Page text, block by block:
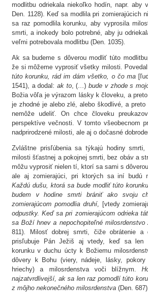
modlitbu odriekala niekoľko hodín, napr. aby
Den. 1128). Keď sa modlila pri zomierajúcich
sa raz pomodlila korunku, aby vyprosila
smrti, a inokedy bolo potrebné, aby ju
veľmi potrebovala modlitbu (Den. 1035).
Ak sa budeme s dôverou modliť túto
že si môžeme vyprosiť všetky milosti.
túto korunku, rád im dám všetko, o čo ma
1541), a dodal:ak to, (…)bude v zhode s
Božia vôľa je výrazom lásky k človeku, a
je zhodné je alebo zlé, alebo škodlivé, a
nemôže udeliť. On chce človeku
perspektíve večnosti. V tomto všeobecnom
nadprirodzené milosti, ale aj o dočasné
Zvláštne prisľúbenia sa týkajú hodiny smrti,
milosti šťastnej a pokojnej smrti, bez obáv a
môžu vyprosiť nielen tí, ktorí sa sami s
ale aj zomierajúci, pri ktorých sa iní budú
Každú dušu, ktorá sa bude modliť túto korunku,
budem v hodine smrti brániť ako svoju
zomierajúcom pomodlia druhí,
[vtedy
odpustky. Keď sa pri zomierajúcom odrieka
sa Boží hnev a nepochopiteľné milosrdenstvo
811). Milosť dobrej smrti, čiže obrátenie a
prisľubuje Pán Ježiš aj vtedy, keď sa len
korunku v duchu úcty k Božiemu
dôvery k Bohu (viery, nádeje, lásky,
hriechy) a milosrdenstva voči blížnym.
najzatvrdlivejší, ak sa len raz pomodlí túto
z môjho nekonečného milosrdenstva (Den. 687).